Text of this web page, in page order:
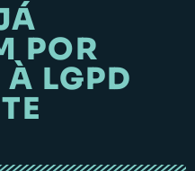
POR
LGPD